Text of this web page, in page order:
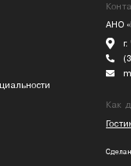
АНО
Как